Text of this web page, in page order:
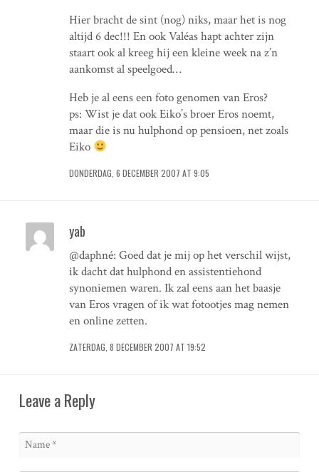
Hier bracht de sint (nog) niks, maar het is nog
altijd 6 dec!!! En ook Valéas hapt achter zijn
staart ook al kreeg hij een kleine week na z’n
aankomst al speelgoed…
Heb je al eens een foto genomen van Eros?
ps: Wist je dat ook Eiko’s broer Eros noemt,
maar die is nu hulphond op pensioen, net zoals
Eiko
DONDERDAG, 6 DECEMBER 2007 AT 9:05
yab
@daphné: Goed dat je mij op het verschil wijst,
ik dacht dat hulphond en assistentiehond
synoniemen waren. Ik zal eens aan het baasje
van Eros vragen of ik wat fotootjes mag nemen
en online zetten.
ZATERDAG, 8 DECEMBER 2007 AT 19:52
Leave a Reply